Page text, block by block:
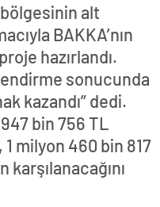
alt
BAKKA’nın
hazırlandı.
sonucunda
kazandı” dedi.
bin 756 TL
milyon 460 bin 817
karşılanacağını